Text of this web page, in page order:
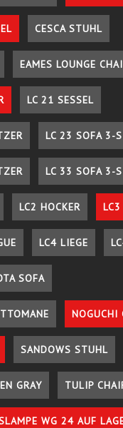
CESCA STUHL
EAMES LOUNGE
LC 21 SESSEL
LC 23 SOFA 3-
LC 33 SOFA 3-
LC2 HOCKER LC3
LC4 LIEGE
SOFA
NOGUCHI
SANDOWS STUHL
GRAY TULIP
WG 24 AUF